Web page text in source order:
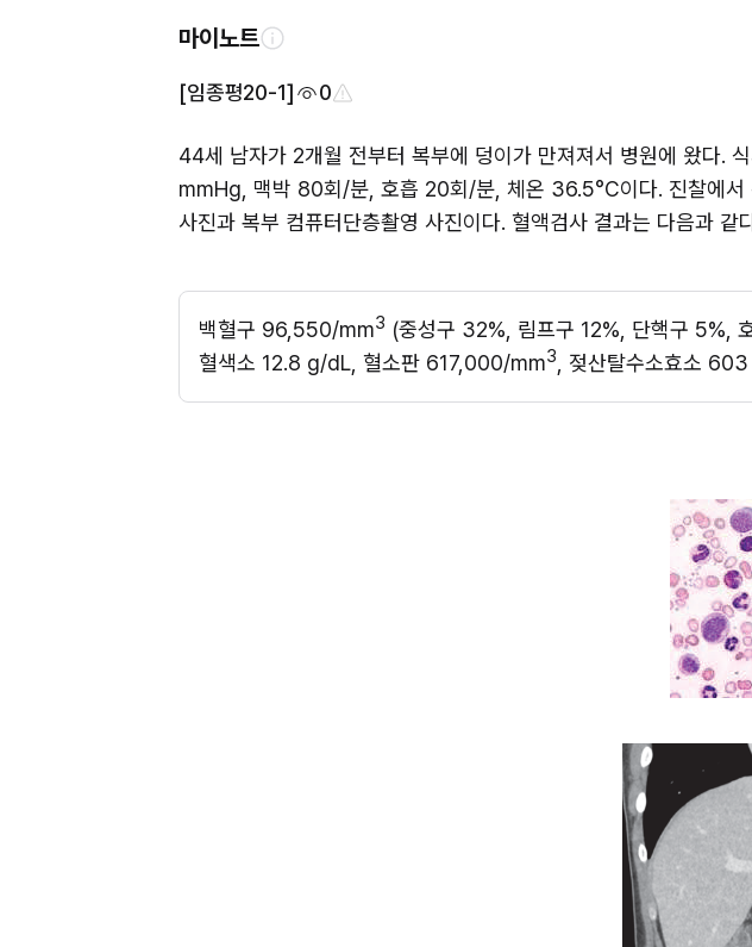
마이노트
[임종평20-1] 0
44세 남자가 2개월 전부터 복부에 덩이가 만져져서 병원에 왔다.
mmHg, 맥박 80회/분, 호흡 20회/분, 체온 36.5°C이다. 진찰에서
사진과 복부 컴퓨터단층촬영 사진이다. 혈액검사 결과는 다음과 같
백혈구 96,550/mm3 (중성구 32%, 림프구 12%, 단핵구 5%,
혈색소 12.8 g/dL, 혈소판 617,000/mm3 , 젖산탈수소효소